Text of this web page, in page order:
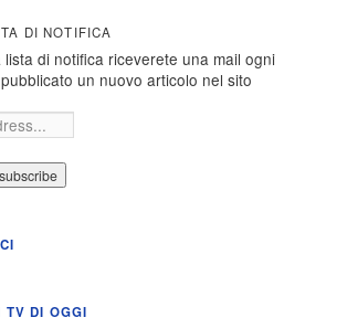
DI NOTIFICA
lista di notifica riceverete una mail ogni
un nuovo articolo nel sito
TV DI OGGI